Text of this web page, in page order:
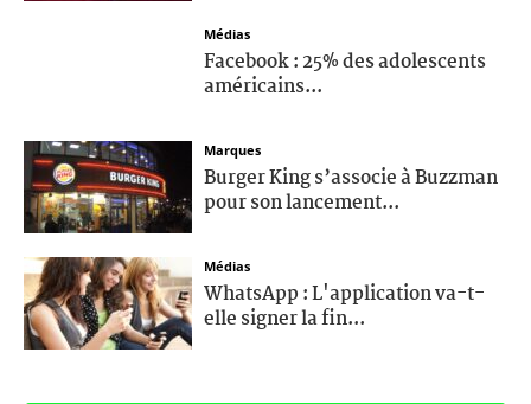
Médias
Facebook : 25% des adolescents
américains...
Marques
Burger King s’associe à Buzzman
pour son lancement...
Médias
WhatsApp : L'application va-t-
elle signer la fin...